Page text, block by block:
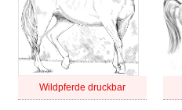
Wildpferde druckbar